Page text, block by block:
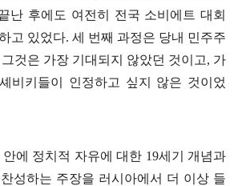
난 후에도 여전히 전국 소비에트 대회
고 있었다. 세 번째 과정은 당내 민주주
그것은 가장 기대되지 않았던 것이고, 가
비키들이 인정하고 싶지 않은 것이었
에 정치적 자유에 대한 19세기 개념과
성하는 주장을 러시아에서 더 이상 들